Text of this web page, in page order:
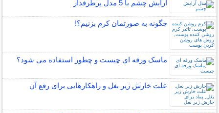
آرایش چشم با 5 مدل پرطرفدار
چگونه به صورتمان کرم بزنیم؟!
ماسک ورقه ای چیست و چطور استفاده می شود؟
علت خارش زیر بغل و راهکارهایی برای رفع آن